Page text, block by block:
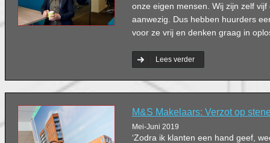
onze eigen mensen. Wij zijn zelf
aanwezig. Dus hebben huurders
voor ze vrij en denken graag in
Lees verder
M&S Makelaars: Verzot op
Mei-Juni 2019
‘Zodra ik klanten een hand geef,